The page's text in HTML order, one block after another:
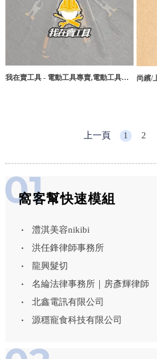
我在賣工具 - 電動工具專賣,電動工具行,
尚繽/
上一頁 1 2
窩客幫快速模組
澧淇美容nikibi
洪任鋒律師事務所
龍興髮切
名綸法律事務所｜房彥輝律師
北鑫電訊有限公司
源穩寵食科技有限公司